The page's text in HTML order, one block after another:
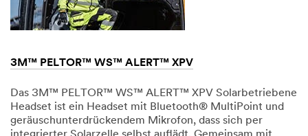
3M™ PELTOR™ WS™ ALERT™ XPV
Das 3M™ PELTOR™ WS™ ALERT™ XPV Solarbetriebene
Headset ist ein Headset mit Bluetooth® MultiPoint und
geräuschunterdrückendem Mikrofon, dass sich per